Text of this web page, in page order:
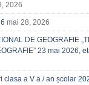
2026
mai 28, 2026
DE GEOGRAFIE
23 mai 2026,
clasa a V a / an școlar